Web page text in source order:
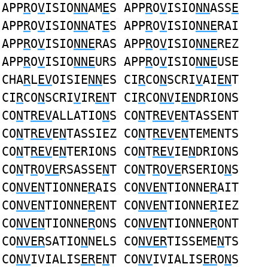
APPROVISIONNAMES APPROVISIONNASSE
APPROVISIONNATES APPROVISIONNERAI
APPROVISIONNERAS APPROVISIONNEREZ
APPROVISIONNEURS APPROVISIONNEUSE
CHARLEVOISIENNES CIRCONSCRIVAIENT
CIRCONSCRIVIRENT CIRCONVIENDRIONS
CONTREVALLATIONS CONTREVENTASSENT
CONTREVENTASSIEZ CONTREVENTEMENTS
CONTREVENTERIONS CONTREVIENDRIONS
CONTROVERSASSENT CONTROVERSERIONS
CONVENTIONNERAIS CONVENTIONNERAIT
CONVENTIONNERENT CONVENTIONNERIEZ
CONVENTIONNERONS CONVENTIONNERONT
CONVERSATIONNELS CONVERTISSEMENTS
CONVIVIALISERENT CONVIVIALISERONS